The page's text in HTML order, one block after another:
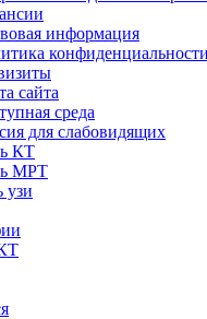
информация
конфиденциальности
сайта
среда
для слабовидящих
КТ
МРТ
узи